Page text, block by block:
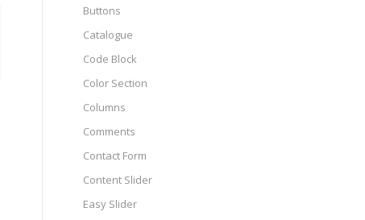
Buttons
Catalogue
Code Block
Color Section
Columns
Comments
Contact Form
Content Slider
Easy Slider